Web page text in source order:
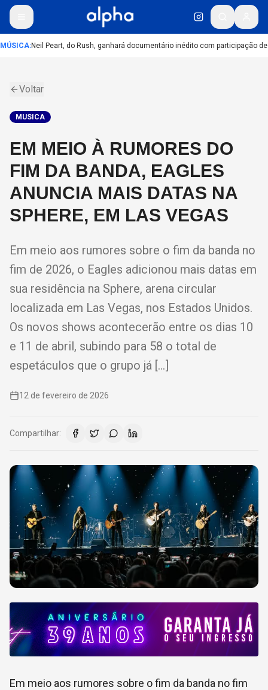
:Neil Peart, do Rush, ganhará documentário inédito com participação de
Voltar
MUSICA
EM MEIO À RUMORES DO
FIM DA BANDA, EAGLES
ANUNCIA MAIS DATAS NA
SPHERE, EM LAS VEGAS
Em meio aos rumores sobre o fim da banda no
fim de 2026, o Eagles adicionou mais datas em
sua residência na Sphere, arena circular
localizada em Las Vegas, nos Estados Unidos.
Os novos shows acontecerão entre os dias 10
e 11 de abril, subindo para 58 o total de
espetáculos que o grupo já […]
12 de fevereiro de 2026
Compartilhar:
Em meio aos rumores sobre o fim da banda no fim